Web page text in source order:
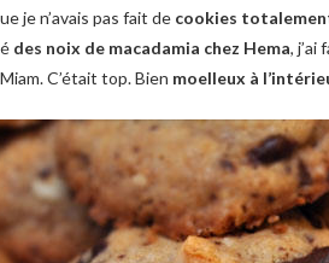
je n’avais pas fait de cookies
des noix de macadamia chez Hema, j’ai
C’était top. Bien moelleux à